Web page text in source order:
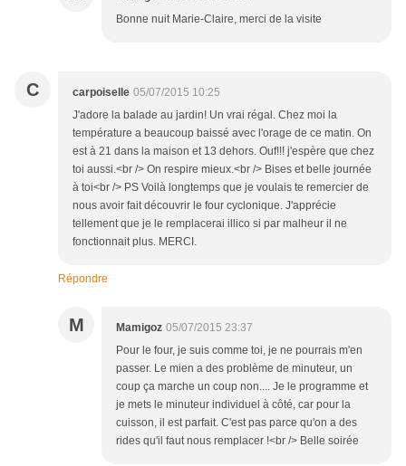
Bonne nuit Marie-Claire, merci de la visite
C carpoiselle 05/07/2015 10:25
J'adore la balade au jardin! Un vrai régal. Chez moi la
température a beaucoup baissé avec l'orage de ce matin. On
est à 21 dans la maison et 13 dehors. Ouf!!! j'espère que chez
toi aussi.<br /> On respire mieux.<br /> Bises et belle journée
à toi<br /> PS Voilà longtemps que je voulais te remercier de
nous avoir fait découvrir le four cyclonique. J'apprécie
tellement que je le remplacerai illico si par malheur il ne
fonctionnait plus. MERCI.
Répondre
M Mamigoz 05/07/2015 23:37
Pour le four, je suis comme toi, je ne pourrais m'en
passer. Le mien a des problème de minuteur, un
coup ça marche un coup non.... Je le programme et
je mets le minuteur individuel à côté, car pour la
cuisson, il est parfait. C'est pas parce qu'on a des
rides qu'il faut nous remplacer !<br /> Belle soirée